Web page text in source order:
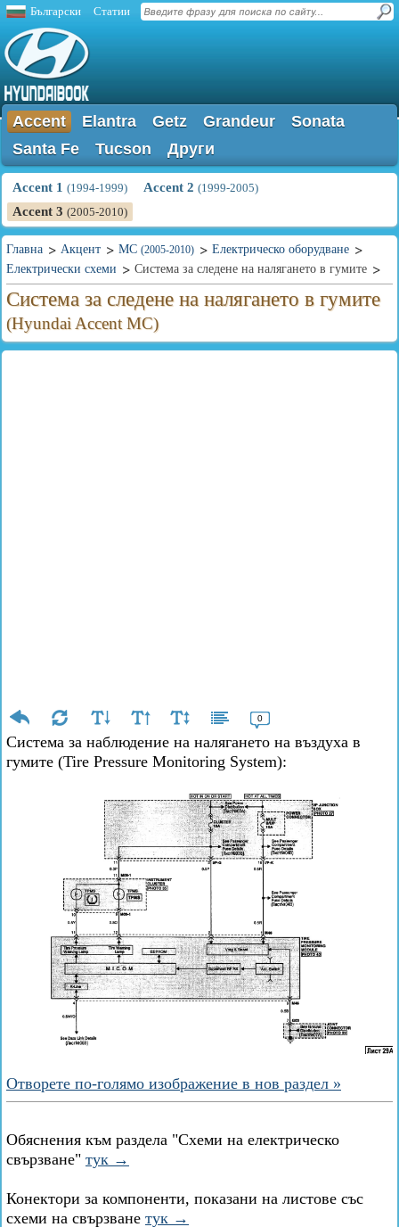
Български Статии
Accent Elantra Getz Grandeur
Sonata
Santa Fe
Tucson Други
Accent 1 (1994-1999) Accent 2 (1999-2005)
Accent 3 (2005-2010)
Главна Акцент MC (2005-2010)
Електрическо оборудване
Електрически схеми
Система за следене на налягането в гумите
Система за следене на налягането в гумите
(Hyundai Accent MC)
0
Система за наблюдение на налягането на въздуха в
гумите (Tire Pressure Monitoring System):
Отворете по-голямо изображение в нов раздел »
Обяснения към раздела "Схеми на електрическо
свързване" тук →
Конектори за компоненти, показани на листове със
схеми на свързване тук →